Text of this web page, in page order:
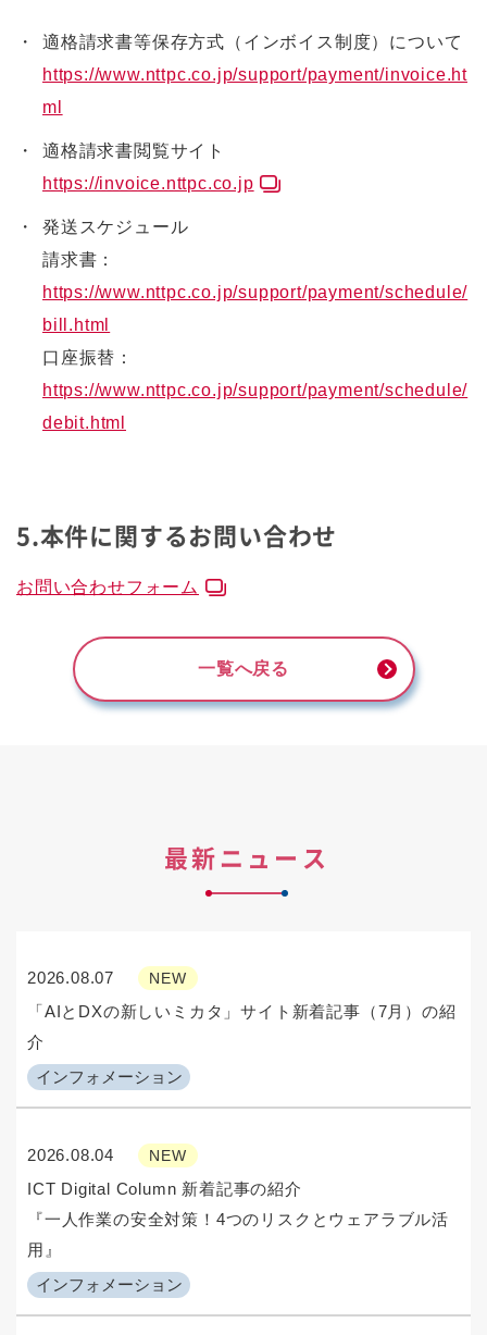
適格請求書等保存方式（インボイス制度）について
https://www.nttpc.co.jp/support/payment/invoice.ht
ml
適格請求書閲覧サイト
https://invoice.nttpc.co.jp
発送スケジュール
請求書：
https://www.nttpc.co.jp/support/payment/schedule/
bill.html
口座振替：
https://www.nttpc.co.jp/support/payment/schedule/
debit.html
5.本件に関するお問い合わせ
お問い合わせフォーム
一覧へ戻る
最新ニュース
2026.08.07 NEW
インフォメーション
「AIとDXの新しいミカタ」サイト新着記事（7月）の紹
介
2026.08.04 NEW
インフォメーション
ICT Digital Column 新着記事の紹介
『一人作業の安全対策！4つのリスクとウェアラブル活
用』